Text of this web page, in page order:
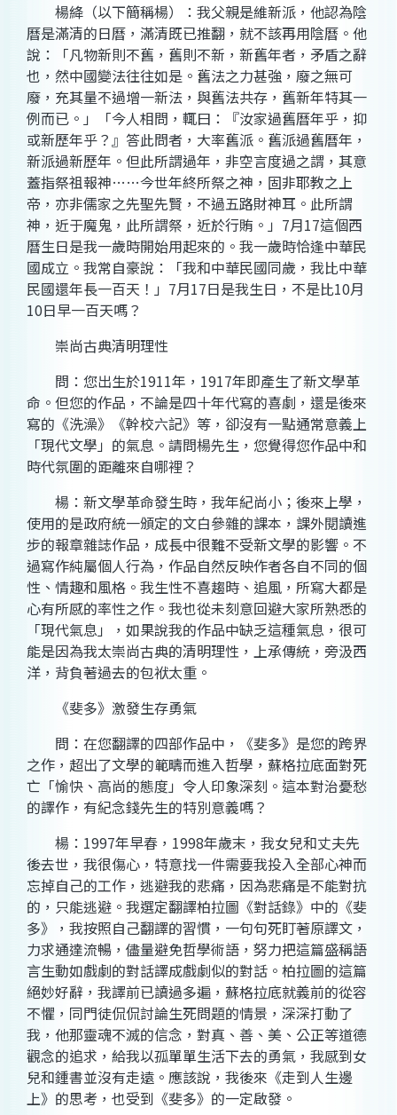
楊絳（以下簡稱楊）：我父親是維新派，他認為陰
曆是滿清的日曆，滿清既已推翻，就不該再用陰曆。他
說：「凡物新則不舊，舊則不新，新舊年者，矛盾之辭
也，然中國變法往往如是。舊法之力甚強，廢之無可
廢，充其量不過增一新法，與舊法共存，舊新年特其一
例而已。」「今人相問，輒曰：『汝家過舊曆年乎，抑
或新歷年乎？』答此問者，大率舊派。舊派過舊曆年，
新派過新歷年。但此所謂過年，非空言度過之謂，其意
蓋指祭祖報神……今世年終所祭之神，固非耶教之上
帝，亦非儒家之先聖先賢，不過五路財神耳。此所謂
神，近于魔鬼，此所謂祭，近於行賄。」7月17這個西
曆生日是我一歲時開始用起來的。我一歲時恰逢中華民
國成立。我常自豪說：「我和中華民國同歲，我比中華
民國還年長一百天！」7月17日是我生日，不是比10月
10日早一百天嗎？
崇尚古典清明理性
問：您出生於1911年，1917年即產生了新文學革
命。但您的作品，不論是四十年代寫的喜劇，還是後來
寫的《洗澡》《幹校六記》等，卻沒有一點通常意義上
「現代文學」的氣息。請問楊先生，您覺得您作品中和
時代氛圍的距離來自哪裡？
楊：新文學革命發生時，我年紀尚小；後來上學，
使用的是政府統一頒定的文白參雜的課本，課外閱讀進
步的報章雜誌作品，成長中很難不受新文學的影響。不
過寫作純屬個人行為，作品自然反映作者各自不同的個
性、情趣和風格。我生性不喜趨時、追風，所寫大都是
心有所感的率性之作。我也從未刻意回避大家所熟悉的
「現代氣息」，如果說我的作品中缺乏這種氣息，很可
能是因為我太崇尚古典的清明理性，上承傳統，旁汲西
洋，背負著過去的包袱太重。
《斐多》激發生存勇氣
問：在您翻譯的四部作品中，《斐多》是您的跨界
之作，超出了文學的範疇而進入哲學，蘇格拉底面對死
亡「愉快、高尚的態度」令人印象深刻。這本對治憂愁
的譯作，有紀念錢先生的特別意義嗎？
楊：1997年早春，1998年歲末，我女兒和丈夫先
後去世，我很傷心，特意找一件需要我投入全部心神而
忘掉自己的工作，逃避我的悲痛，因為悲痛是不能對抗
的，只能逃避。我選定翻譯柏拉圖《對話錄》中的《斐
多》，我按照自己翻譯的習慣，一句句死盯著原譯文，
力求通達流暢，儘量避免哲學術語，努力把這篇盛稱語
言生動如戲劇的對話譯成戲劇似的對話。柏拉圖的這篇
絕妙好辭，我譯前已讀過多遍，蘇格拉底就義前的從容
不懼，同門徒侃侃討論生死問題的情景，深深打動了
我，他那靈魂不滅的信念，對真、善、美、公正等道德
觀念的追求，給我以孤單單生活下去的勇氣，我感到女
兒和鍾書並沒有走遠。應該說，我後來《走到人生邊
上》的思考，也受到《斐多》的一定啟發。